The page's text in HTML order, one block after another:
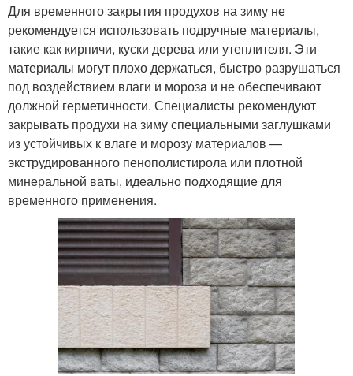
Для временного закрытия продухов на зиму не
рекомендуется использовать подручные материалы,
такие как кирпичи, куски дерева или утеплителя. Эти
материалы могут плохо держаться, быстро разрушаться
под воздействием влаги и мороза и не обеспечивают
должной герметичности. Специалисты рекомендуют
закрывать продухи на зиму специальными заглушками
из устойчивых к влаге и морозу материалов —
экструдированного пенополистирола или плотной
минеральной ваты, идеально подходящие для
временного применения.